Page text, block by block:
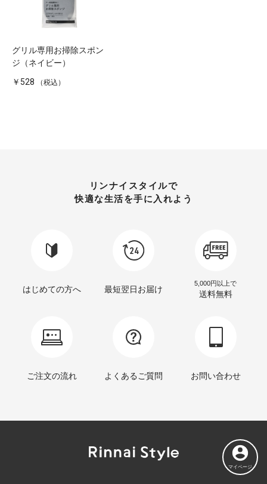
グリル専用お掃除スポン
ジ（ネイビー）
￥528 （税込）
リンナイスタイルで
快適な生活を手に入れよう
はじめての方へ 最短翌日お届け
5,000円以上で
送料無料
ご注文の流れ よくあるご質問 お問い合わせ
マイページ